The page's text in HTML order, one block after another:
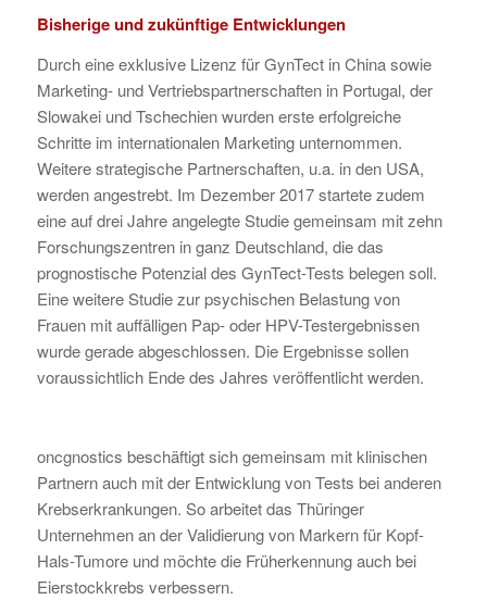
Bisherige und zukünftige Entwicklungen
Durch eine exklusive Lizenz für GynTect in China sowie
Marketing- und Vertriebspartnerschaften in Portugal, der
Slowakei und Tschechien wurden erste erfolgreiche
Schritte im internationalen Marketing unternommen.
Weitere strategische Partnerschaften, u.a. in den USA,
werden angestrebt. Im Dezember 2017 startete zudem
eine auf drei Jahre angelegte Studie gemeinsam mit zehn
Forschungszentren in ganz Deutschland, die das
prognostische Potenzial des GynTect-Tests belegen soll.
Eine weitere Studie zur psychischen Belastung von
Frauen mit auffälligen Pap- oder HPV-Testergebnissen
wurde gerade abgeschlossen. Die Ergebnisse sollen
voraussichtlich Ende des Jahres veröffentlicht werden.
oncgnostics beschäftigt sich gemeinsam mit klinischen
Partnern auch mit der Entwicklung von Tests bei anderen
Krebserkrankungen. So arbeitet das Thüringer
Unternehmen an der Validierung von Markern für Kopf-
Hals-Tumore und möchte die Früherkennung auch bei
Eierstockkrebs verbessern.